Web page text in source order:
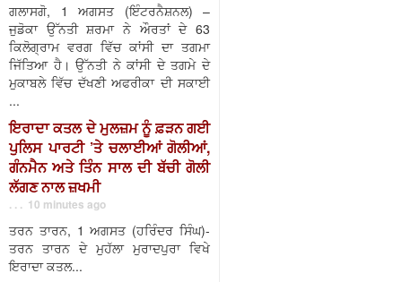
ਗਲਾਸਗੋ, 1 ਅਗਸਤ (ਇੰਟਰਨੈਸ਼ਨਲ) –
ਜੁਡੋਕਾ ਉੱਨਤੀ ਸ਼ਰਮਾ ਨੇ ਔਰਤਾਂ ਦੇ 63
ਕਿਲੋਗ੍ਰਾਮ ਵਰਗ ਵਿੱਚ ਕਾਂਸੀ ਦਾ ਤਗਮਾ
ਜਿੱਤਿਆ ਹੈ। ਉੱਨਤੀ ਨੇ ਕਾਂਸੀ ਦੇ ਤਗਮੇ ਦੇ
ਮੁਕਾਬਲੇ ਵਿੱਚ ਦੱਖਣੀ ਅਫਰੀਕਾ ਦੀ ਸਕਾਈ
...
ਇਰਾਦਾ ਕਤਲ ਦੇ ਮੁਲਜ਼ਮ ਨੂੰ ਫ਼ੜਨ ਗਈ
ਪੁਲਿਸ ਪਾਰਟੀ ’ਤੇ ਚਲਾਈਆਂ ਗੋਲੀਆਂ,
ਗੰਨਮੈਨ ਅਤੇ ਤਿੰਨ ਸਾਲ ਦੀ ਬੱਚੀ ਗੋਲੀ
ਲੱਗਣ ਨਾਲ ਜ਼ਖਮੀ
. . . 10 minutes ago
ਤਰਨ ਤਾਰਨ, 1 ਅਗਸਤ (ਹਰਿੰਦਰ ਸਿੰਘ)-
ਤਰਨ ਤਾਰਨ ਦੇ ਮੁਹੱਲਾ ਮੁਰਾਦਪੁਰਾ ਵਿਖੇ
ਇਰਾਦਾ ਕਤਲ...